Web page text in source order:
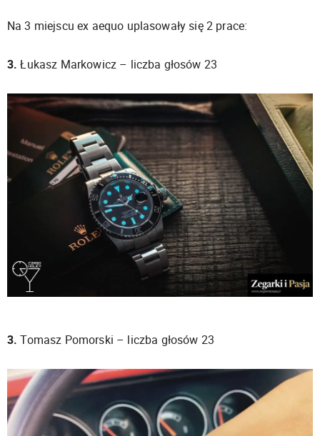
Na 3 miejscu ex aequo uplasowały się 2 prace:
3. Łukasz Markowicz – liczba głosów 23
3. Tomasz Pomorski – liczba głosów 23